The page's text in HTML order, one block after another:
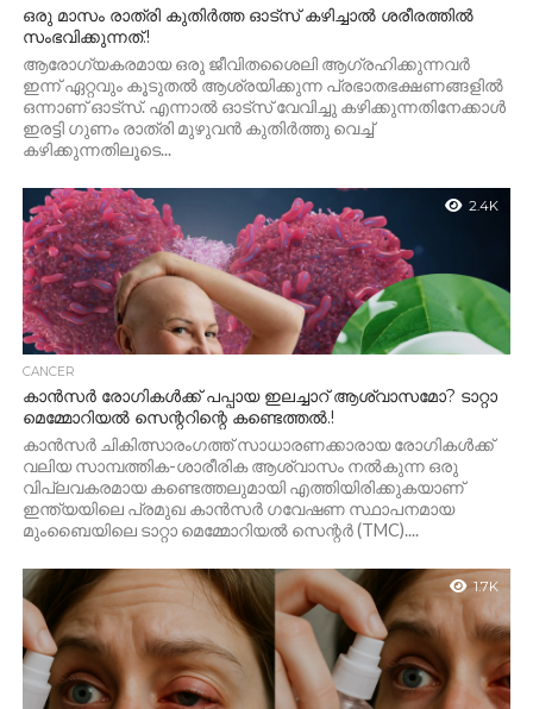
ഒരു മാസം രാത്രി കുതിർത്ത ഓട്സ് കഴിച്ചാൽ ശരീരത്തിൽ
സംഭവിക്കുന്നത്.!
ആരോഗ്യകരമായ ഒരു ജീവിതശൈലി ആഗ്രഹിക്കുന്നവർ
ഇന്ന് ഏറ്റവും കൂടുതൽ ആശ്രയിക്കുന്ന പ്രഭാതഭക്ഷണങ്ങളിൽ
ഒന്നാണ് ഓട്സ്. എന്നാൽ ഓട്സ് വേവിച്ചു കഴിക്കുന്നതിനേക്കാൾ
ഇരട്ടി ഗുണം രാത്രി മുഴുവൻ കുതിർത്തു വെച്ച്
കഴിക്കുന്നതിലൂടെ...
2.4K
CANCER
കാൻസർ രോഗികൾക്ക് പപ്പായ ഇലച്ചാറ് ആശ്വാസമോ? ടാറ്റാ
മെമ്മോറിയൽ സെന്ററിന്റെ കണ്ടെത്തൽ.!
കാൻസർ ചികിത്സാരംഗത്ത് സാധാരണക്കാരായ രോഗികൾക്ക്
വലിയ സാമ്പത്തിക-ശാരീരിക ആശ്വാസം നൽകുന്ന ഒരു
വിപ്ലവകരമായ കണ്ടെത്തലുമായി എത്തിയിരിക്കുകയാണ്
ഇന്ത്യയിലെ പ്രമുഖ കാൻസർ ഗവേഷണ സ്ഥാപനമായ
മുംബൈയിലെ ടാറ്റാ മെമ്മോറിയൽ സെന്റർ (TMC)....
1.7K